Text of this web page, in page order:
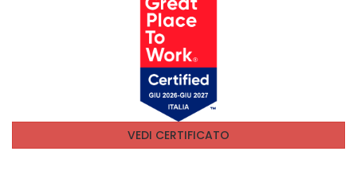
VEDI CERTIFICATO